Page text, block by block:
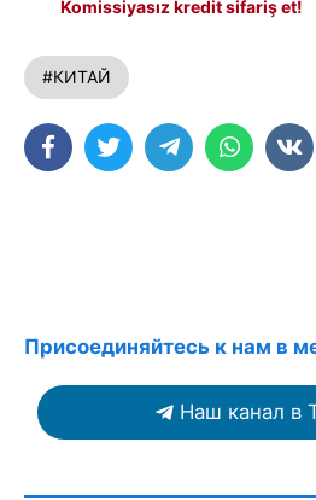
Komissiyasız kredit sifariş et!
#КИТАЙ
Присоединяйтесь к нам в
Наш канал в